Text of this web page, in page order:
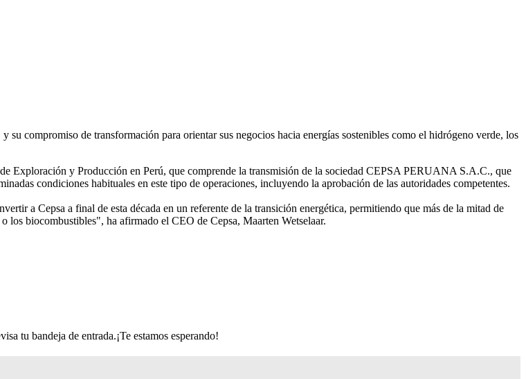
compromiso de transformación para orientar sus negocios hacia energías sostenibles como el hidrógeno verde, los
Exploración y Producción en Perú, que comprende la transmisión de la sociedad CEPSA PERUANA S.A.C., que
condiciones habituales en este tipo de operaciones, incluyendo la aprobación de las autoridades competentes.
a Cepsa a final de esta década en un referente de la transición energética, permitiendo que más de la mitad de
los biocombustibles", ha afirmado el CEO de Cepsa, Maarten Wetselaar.
tu bandeja de entrada.¡Te estamos esperando!